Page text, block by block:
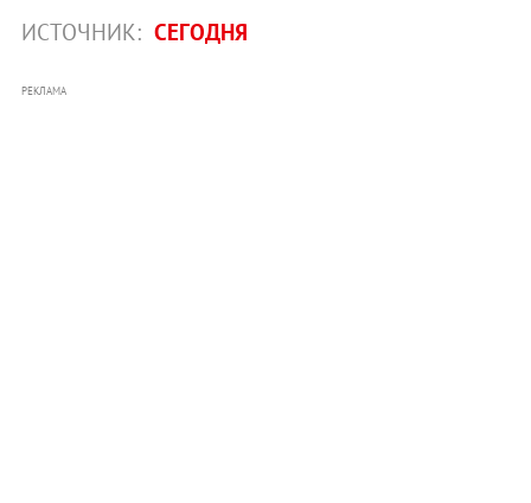
ИСТОЧНИК: СЕГОДНЯ
РЕКЛАМА